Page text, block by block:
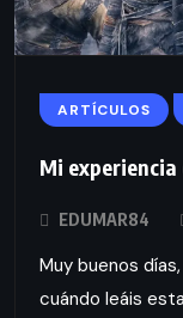
ARTÍCULOS
Mi
EDUMAR84
Muy buenos
cuándo leáis